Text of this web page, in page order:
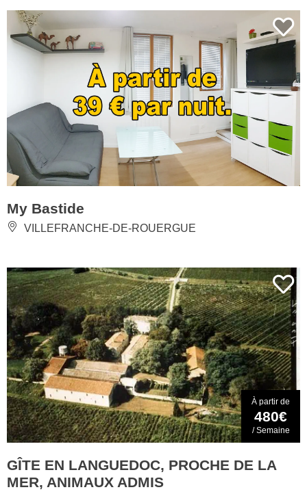
My Bastide
VILLEFRANCHE-DE-ROUERGUE
À partir de
480€
/ Semaine
GÎTE EN LANGUEDOC, PROCHE DE LA
MER, ANIMAUX ADMIS